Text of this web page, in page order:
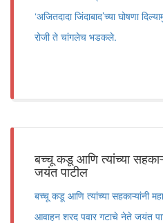
‘अजितदादा जिंदाबाद’च्या घोषणा
रोजी ते चांगलेच भडकले.
बच्चू कडू आणि त्यांच्या
जयंत पाटील
बच्चू कडू आणि त्यांच्या सहकाऱ्यांनी
आवाहन शरद पवार गटाचे नेते जयंत